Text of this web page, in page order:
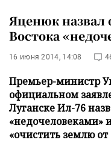
Яценюк назвал
Востока
16 июня 2014, 14:08
Премьер-министр
официальном
Луганске Ил-76
«недочеловеками»
«очистить землю от